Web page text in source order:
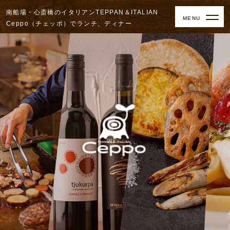
南船場・心斎橋のイタリアンTEPPAN＆ITALIAN
Ceppo（チェッポ）でランチ、ディナー